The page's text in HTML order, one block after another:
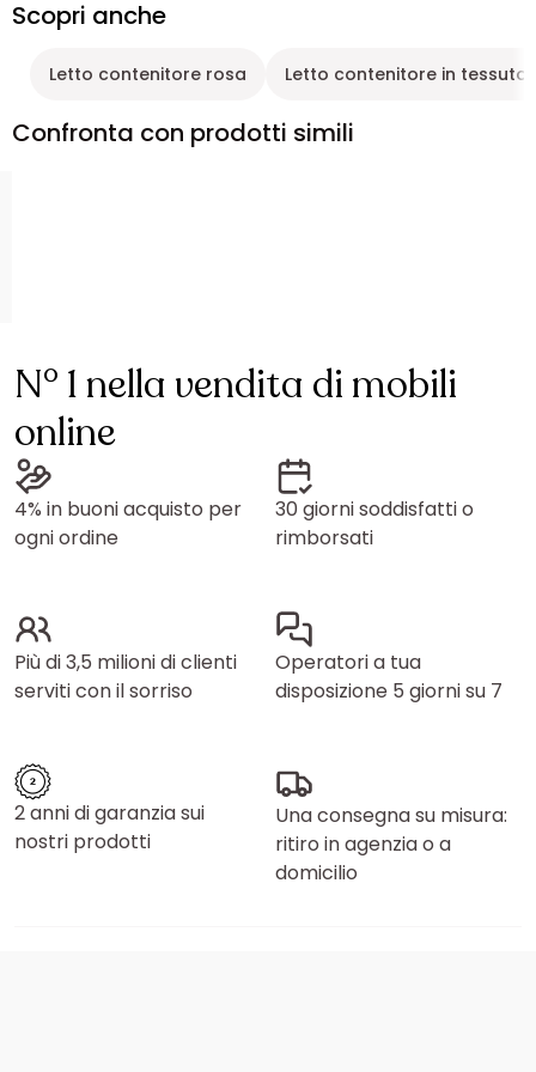
Scopri anche
Letto contenitore rosa Letto contenitore in tessuto
Confronta con prodotti simili
N° 1 nella vendita di mobili
online
4% in buoni acquisto per
ogni ordine
30 giorni soddisfatti o
rimborsati
Più di 3,5 milioni di clienti
serviti con il sorriso
Operatori a tua
disposizione 5 giorni su 7
2 anni di garanzia sui
nostri prodotti
Una consegna su misura:
ritiro in agenzia o a
domicilio